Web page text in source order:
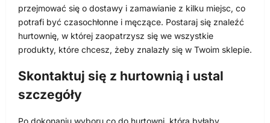
przejmować się o dostawy i zamawianie z kilku miejsc, co
potrafi być czasochłonne i męczące. Postaraj się znaleźć
hurtownię, w której zaopatrzysz się we wszystkie
produkty, które chcesz, żeby znalazły się w Twoim sklepie.
Skontaktuj się z hurtownią i ustal
szczegóły